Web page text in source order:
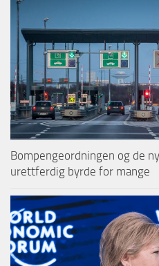
Bompengeordningen og de
urettferdig byrde for mange